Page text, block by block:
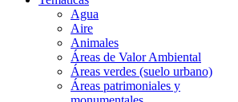
Agua
Aire
Animales
Áreas de Valor Ambiental
Áreas verdes (suelo urbano)
Áreas patrimoniales y